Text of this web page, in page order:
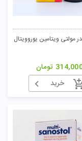
مولتی ویتامین یوروویتال
تومان
خرید